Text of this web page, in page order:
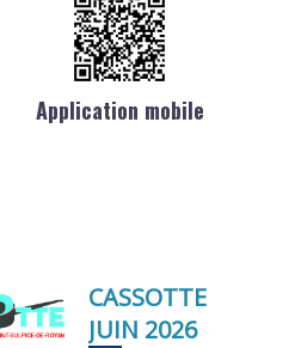
Application mobile
CASSOTTE
JUIN 2026